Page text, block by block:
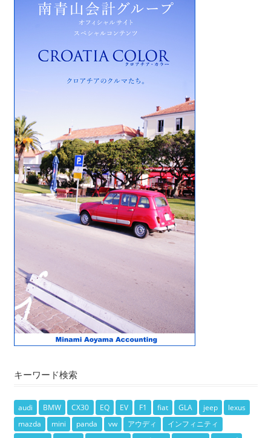
キーワード検索
audi BMW CX30 EQ EV F1 fiat GLA jeep
lexus
mazda
mini panda vw アウディ
インフィニティ